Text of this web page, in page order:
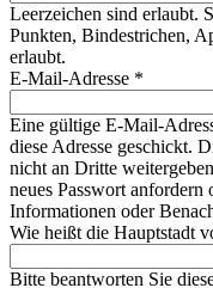
Leerzeichen sind erlaubt.
Punkten, Bindestrichen,
erlaubt.
E-Mail-Adresse *
Eine gültige E-Mail-
diese Adresse geschickt.
nicht an Dritte
neues Passwort anfordern
Informationen oder
Wie heißt die Hauptstadt
Bitte beantworten Sie